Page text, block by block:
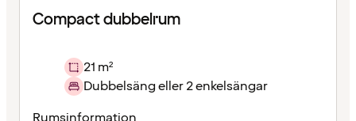
Compact dubbelrum
21 m²
Dubbelsäng eller 2 enkelsängar